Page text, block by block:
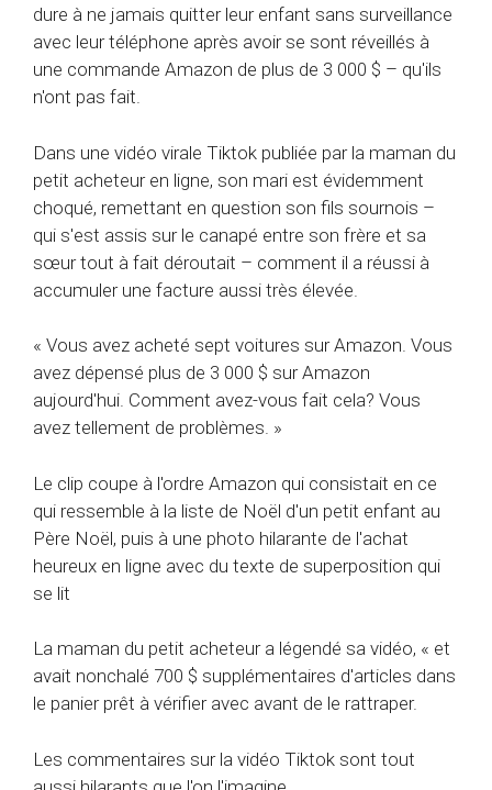
dure à ne jamais quitter leur enfant sans surveillance
avec leur téléphone après avoir se sont réveillés à
une commande Amazon de plus de 3 000 $ – qu'ils
n'ont pas fait.
Dans une vidéo virale Tiktok publiée par la maman du
petit acheteur en ligne, son mari est évidemment
choqué, remettant en question son fils sournois –
qui s'est assis sur le canapé entre son frère et sa
sœur tout à fait déroutait – comment il a réussi à
accumuler une facture aussi très élevée.
« Vous avez acheté sept voitures sur Amazon. Vous
avez dépensé plus de 3 000 $ sur Amazon
aujourd'hui. Comment avez-vous fait cela? Vous
avez tellement de problèmes. »
Le clip coupe à l'ordre Amazon qui consistait en ce
qui ressemble à la liste de Noël d'un petit enfant au
Père Noël, puis à une photo hilarante de l'achat
heureux en ligne avec du texte de superposition qui
se lit
La maman du petit acheteur a légendé sa vidéo, « et
avait nonchalé 700 $ supplémentaires d'articles dans
le panier prêt à vérifier avec avant de le rattraper.
Les commentaires sur la vidéo Tiktok sont tout